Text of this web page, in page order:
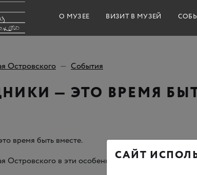
О МУЗЕЕ ВИЗИТ В МУЗЕЙ
Островского События
— ЭТО ВРЕМЯ
время быть вместе.
Островского в эти особенные дни остаётся с
САЙТ